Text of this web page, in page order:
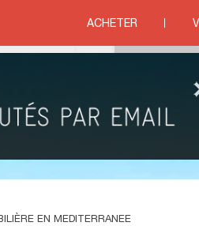
ACHETER
MEDITERRANEE
EN MEDITERRANEE